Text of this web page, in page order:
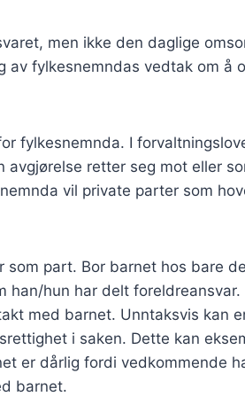
men ikke den daglige
av fylkesnemndas vedtak om å
fylkesnemnda. I
avgjørelse retter seg mot eller
vil private parter som
som part. Bor barnet hos bare
han/hun har delt
med barnet. Unntaksvis kan
i saken. Dette kan
er dårlig fordi vedkommende
barnet.